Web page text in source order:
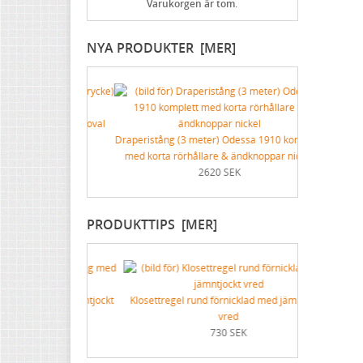
Gjutna skyltar mässing & nickel
Skyltar med symboler
Brynen
Varukorgen är tom.
NYA PRODUKTER [MER]
Draperistång (3 meter) Odessa 1910 komplett
med korta rörhållare & ändknoppar nickel
2620 SEK
PRODUKTTIPS [MER]
Klosettregel rund förnicklad med jämntjockt
730 SEK